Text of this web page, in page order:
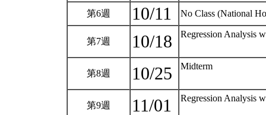
第6週 10/11 No Class (National
第7週 10/18 Regression Analysis
第8週 10/25 Midterm
第9週 11/01 Regression Analysis